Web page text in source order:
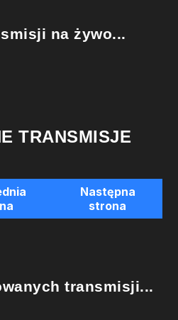
na żywo...
TRANSMISJE
Następna
strona
transmisji...